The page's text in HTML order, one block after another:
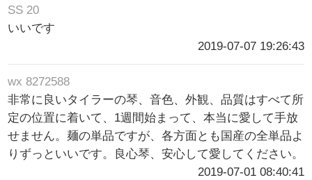
SS 20
いいです
2019-07-07 19:26:43
wx 8272588
非常に良いタイラーの琴、音色、外観、品質はすべて所
定の位置に着いて、1週間始まって、本当に愛して手放
せません。麺の単品ですが、各方面とも国産の全単品よ
りずっといいです。良心琴、安心して愛してください。
2019-07-01 08:40:41